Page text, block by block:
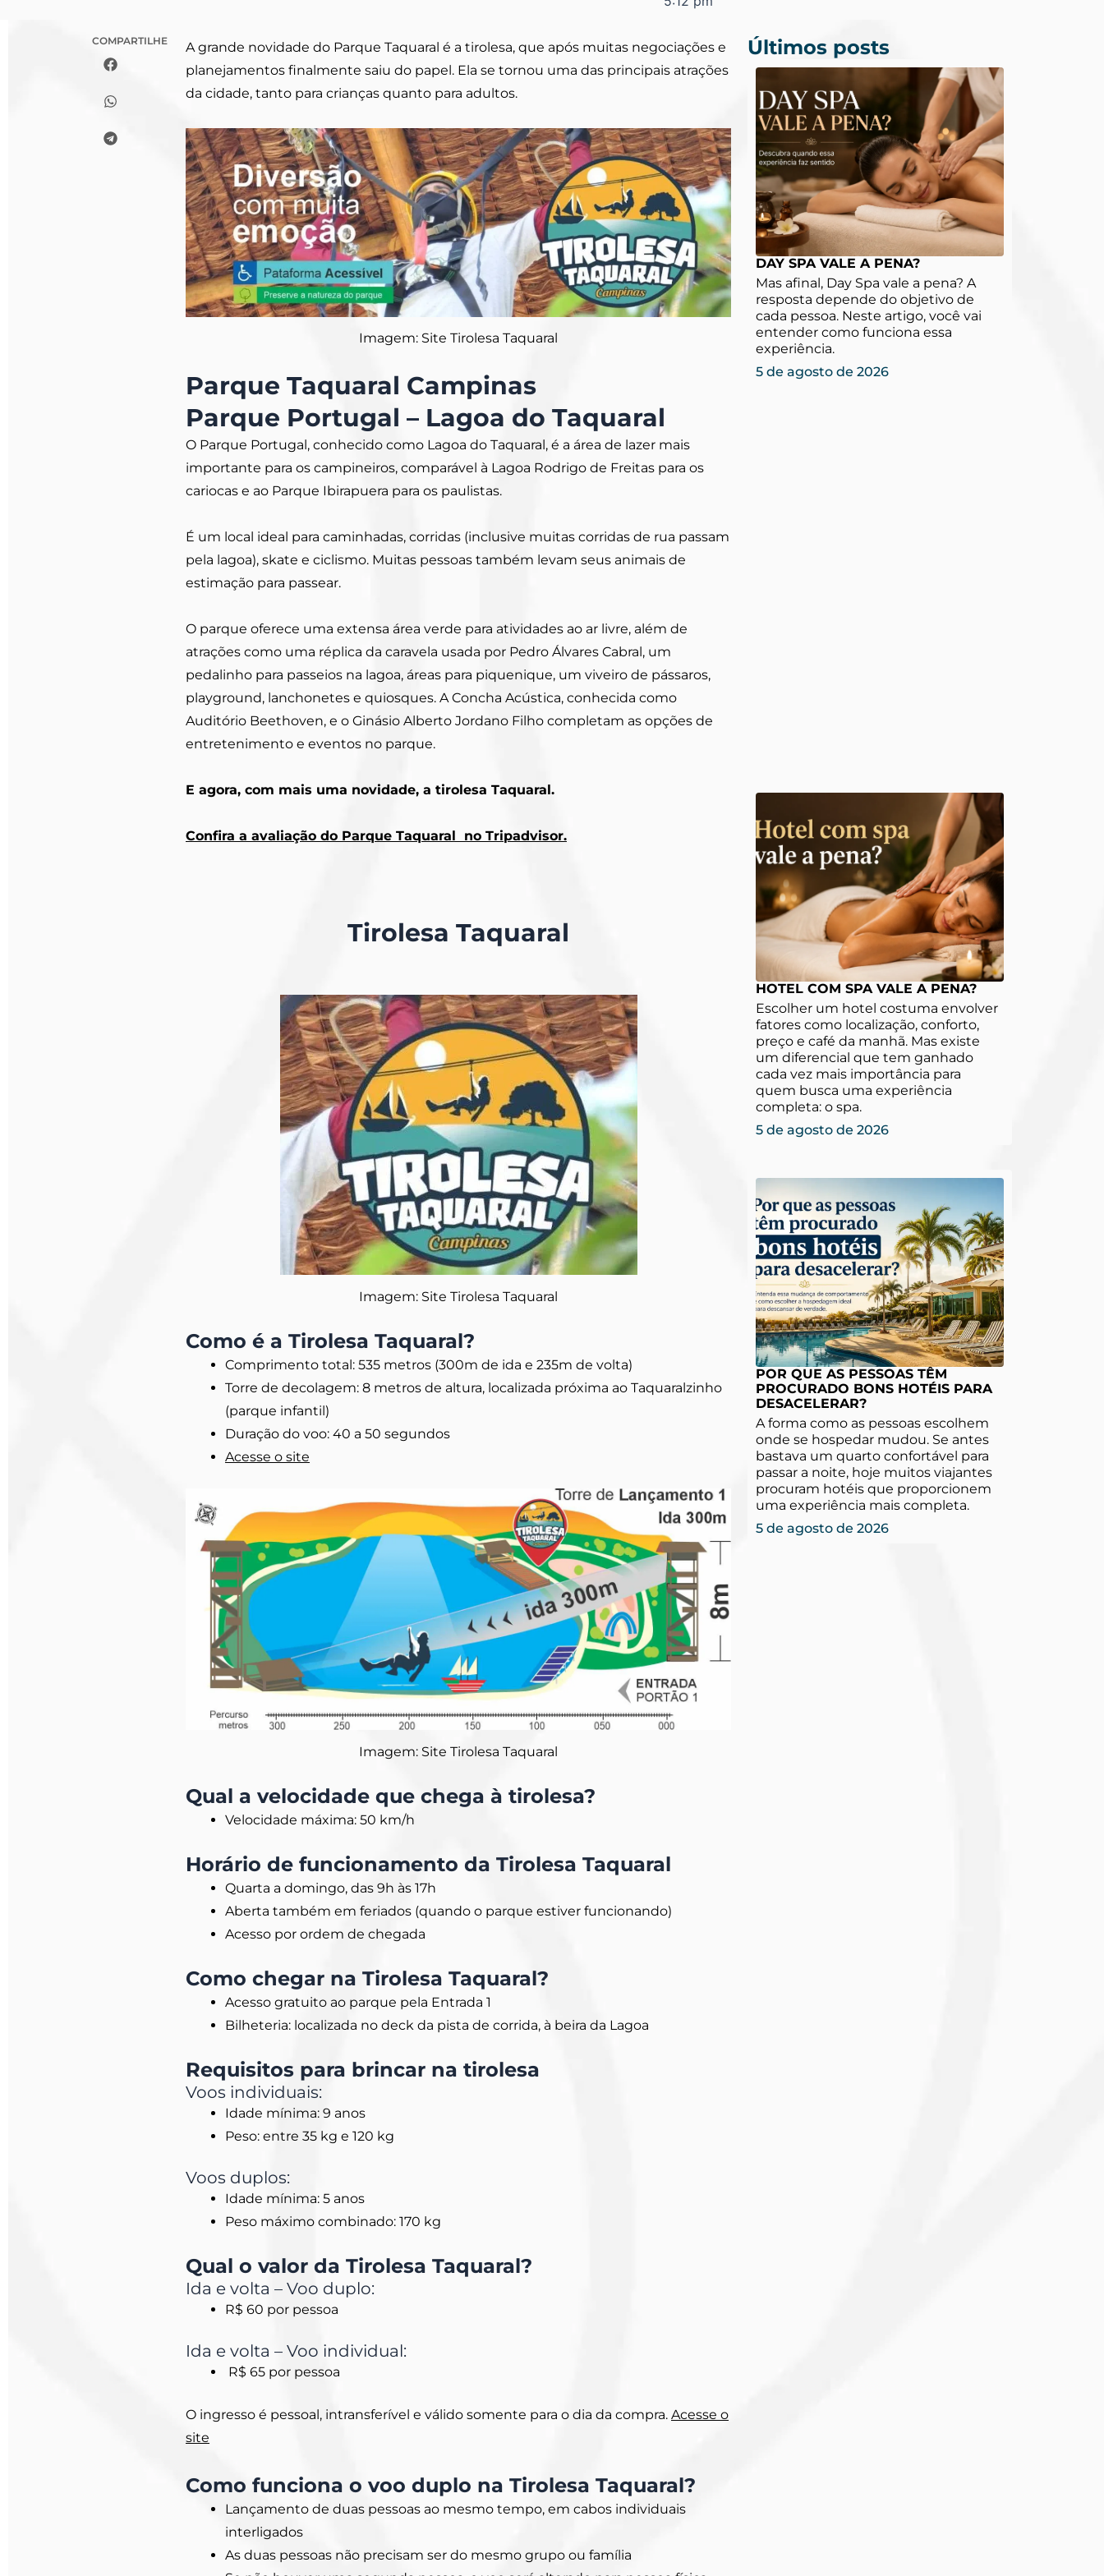
COMPARTILHE
A grande novidade do Parque Taquaral é a tirolesa, que após muitas negociações e
planejamentos finalmente saiu do papel. Ela se tornou uma das principais atrações
da cidade, tanto para crianças quanto para adultos.
Imagem: Site Tirolesa Taquaral
Parque Taquaral Campinas
Parque Portugal – Lagoa do Taquaral
O Parque Portugal, conhecido como Lagoa do Taquaral, é a área de lazer mais
importante para os campineiros, comparável à Lagoa Rodrigo de Freitas para os
cariocas e ao Parque Ibirapuera para os paulistas.
É um local ideal para caminhadas, corridas (inclusive muitas corridas de rua passam
pela lagoa), skate e ciclismo. Muitas pessoas também levam seus animais de
estimação para passear.
O parque oferece uma extensa área verde para atividades ao ar livre, além de
atrações como uma réplica da caravela usada por Pedro Álvares Cabral, um
pedalinho para passeios na lagoa, áreas para piquenique, um viveiro de pássaros,
playground, lanchonetes e quiosques. A Concha Acústica, conhecida como
Auditório Beethoven, e o Ginásio Alberto Jordano Filho completam as opções de
entretenimento e eventos no parque.
E agora, com mais uma novidade, a tirolesa Taquaral.
Confira a avaliação do Parque Taquaral no Tripadvisor.
Tirolesa Taquaral
Imagem: Site Tirolesa Taquaral
Como é a Tirolesa Taquaral?
Comprimento total: 535 metros (300m de ida e 235m de volta)
Torre de decolagem: 8 metros de altura, localizada próxima ao Taquaralzinho
(parque infantil)
Duração do voo: 40 a 50 segundos
Acesse o site
Imagem: Site Tirolesa Taquaral
Qual a velocidade que chega à tirolesa?
Velocidade máxima: 50 km/h
Horário de funcionamento da Tirolesa Taquaral
Quarta a domingo, das 9h às 17h
Aberta também em feriados (quando o parque estiver funcionando)
Acesso por ordem de chegada
Como chegar na Tirolesa Taquaral?
Acesso gratuito ao parque pela Entrada 1
Bilheteria: localizada no deck da pista de corrida, à beira da Lagoa
Requisitos para brincar na tirolesa
Voos individuais:
Idade mínima: 9 anos
Peso: entre 35 kg e 120 kg
Voos duplos:
Idade mínima: 5 anos
Peso máximo combinado: 170 kg
Qual o valor da Tirolesa Taquaral?
Ida e volta – Voo duplo:
R$ 60 por pessoa
Ida e volta – Voo individual:
R$ 65 por pessoa
O ingresso é pessoal, intransferível e válido somente para o dia da compra. Acesse o
site
Como funciona o voo duplo na Tirolesa Taquaral?
Lançamento de duas pessoas ao mesmo tempo, em cabos individuais
interligados
As duas pessoas não precisam ser do mesmo grupo ou família
Últimos posts
DAY SPA VALE A PENA?
Mas afinal, Day Spa vale a pena? A
resposta depende do objetivo de
cada pessoa. Neste artigo, você vai
entender como funciona essa
experiência.
5 de agosto de 2026
HOTEL COM SPA VALE A PENA?
Escolher um hotel costuma envolver
fatores como localização, conforto,
preço e café da manhã. Mas existe
um diferencial que tem ganhado
cada vez mais importância para
quem busca uma experiência
completa: o spa.
5 de agosto de 2026
POR QUE AS PESSOAS TÊM
PROCURADO BONS HOTÉIS PARA
DESACELERAR?
A forma como as pessoas escolhem
onde se hospedar mudou. Se antes
bastava um quarto confortável para
passar a noite, hoje muitos viajantes
procuram hotéis que proporcionem
uma experiência mais completa.
5 de agosto de 2026